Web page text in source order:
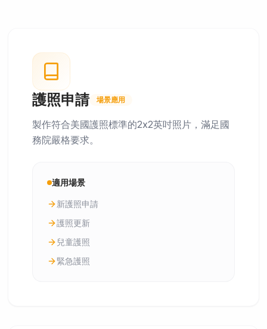
護照申請 場景應用
製作符合美國護照標準的2x2英吋照片，滿足國
務院嚴格要求。
適用場景
新護照申請
護照更新
兒童護照
緊急護照